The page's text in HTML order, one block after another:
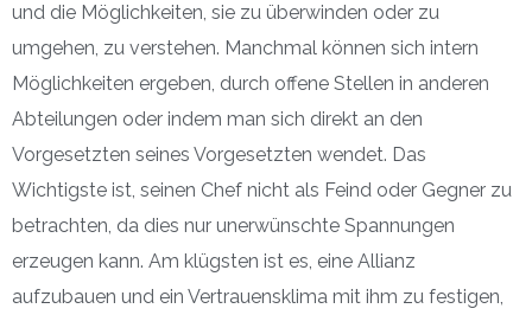
und die Möglichkeiten, sie zu überwinden oder zu
umgehen, zu verstehen. Manchmal können sich intern
Möglichkeiten ergeben, durch offene Stellen in anderen
Abteilungen oder indem man sich direkt an den
Vorgesetzten seines Vorgesetzten wendet. Das
Wichtigste ist, seinen Chef nicht als Feind oder Gegner zu
betrachten, da dies nur unerwünschte Spannungen
erzeugen kann. Am klügsten ist es, eine Allianz
aufzubauen und ein Vertrauensklima mit ihm zu festigen,